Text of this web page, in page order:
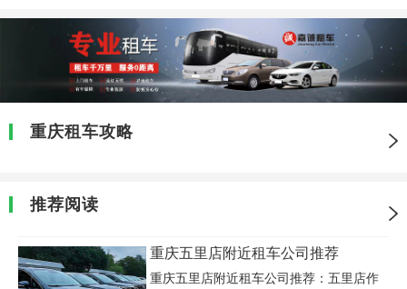
重庆租车攻略
推荐阅读
重庆五里店附近租车公司推荐
重庆五里店附近租车公司推荐：五里店作